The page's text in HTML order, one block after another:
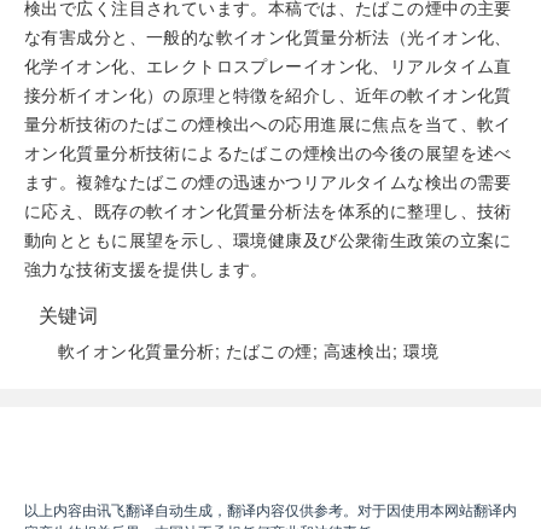
検出で広く注目されています。本稿では、たばこの煙中の主要
な有害成分と、一般的な軟イオン化質量分析法（光イオン化、
化学イオン化、エレクトロスプレーイオン化、リアルタイム直
接分析イオン化）の原理と特徴を紹介し、近年の軟イオン化質
量分析技術のたばこの煙検出への応用進展に焦点を当て、軟イ
オン化質量分析技術によるたばこの煙検出の今後の展望を述べ
ます。複雑なたばこの煙の迅速かつリアルタイムな検出の需要
に応え、既存の軟イオン化質量分析法を体系的に整理し、技術
動向とともに展望を示し、環境健康及び公衆衛生政策の立案に
強力な技術支援を提供します。
关键词
軟イオン化質量分析; たばこの煙; 高速検出; 環境
以上内容由讯飞翻译自动生成，翻译内容仅供参考。对于因使用本网站翻译内